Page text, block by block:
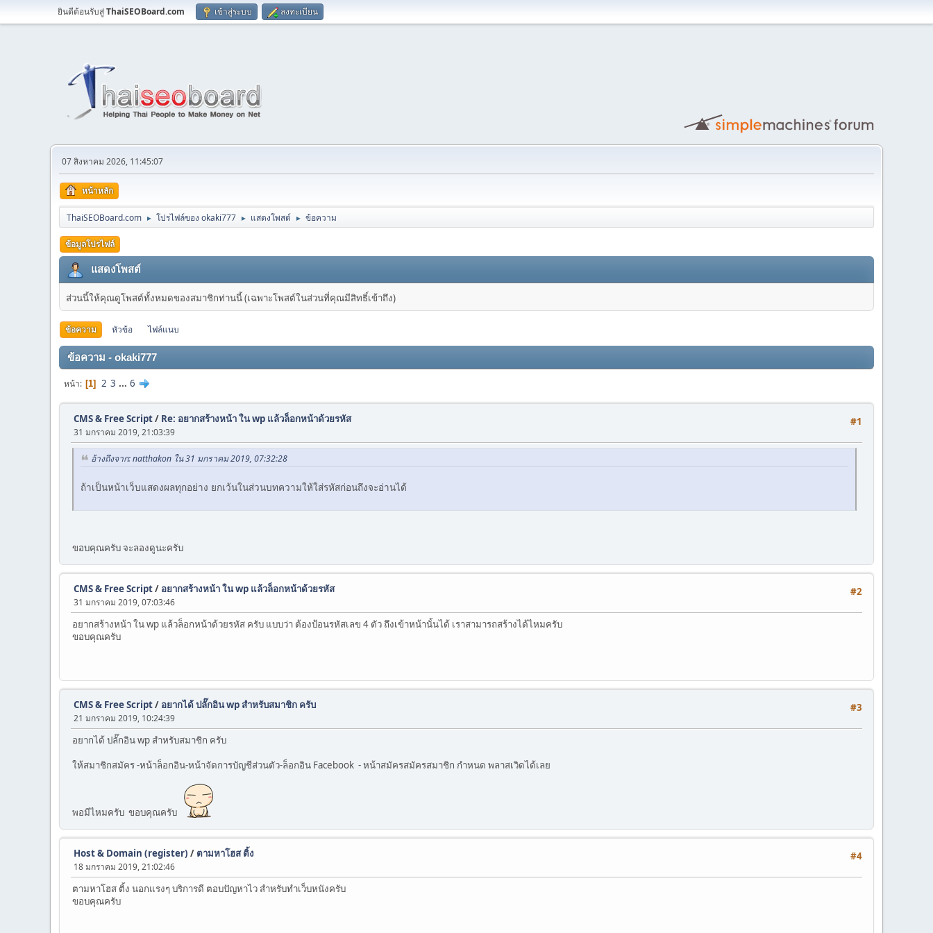
ยินดีต้อนรับสู่ThaiSEOBoard.com เข้าสู่ระบบ ลงทะเบียน
07 สิงหาคม 2026, 11:45:07
หน้าหลัก
ThaiSEOBoard.com ► โปรไฟล์ของ okaki777 ► แสดงโพสต์ ► ข้อความ
ข้อมูลโปรไฟล์
แสดงโพสต์
ส่วนนี้ให้คุณดูโพสต์ทั้งหมดของสมาชิกท่านนี้ (เฉพาะโพสต์ในส่วนที่คุณมีสิทธิ์เข้าถึง)
ข้อความ หัวข้อ ไฟล์แนบ
ข้อความ - okaki777
หน้า 1 2 3 ... 6
#1
CMS & Free Script/ Re: อยากสร้างหน้า ใน wp แล้วล็อกหน้าด้วยรหัส
31 มกราคม 2019, 21:03:39
อ้างถึงจาก: natthakon ใน 31 มกราคม 2019, 07:32:28
ถ้าเป็นหน้าเว็บแสดงผลทุกอย่าง ยกเว้นในส่วนบทความให้ใส่รหัสก่อนถึงจะอ่านได้
ขอบคุณครับ จะลองดูนะครับ
#2
CMS & Free Script/ อยากสร้างหน้า ใน wp แล้วล็อกหน้าด้วยรหัส
31 มกราคม 2019, 07:03:46
อยากสร้างหน้า ใน wp แล้วล็อกหน้าด้วยรหัส ครับ แบบว่า ต้องป้อนรหัสเลข 4 ตัว ถึงเข้าหน้านั้นได้ เราสามารถสร้างได้ไหมครับ
ขอบคุณครับ
#3
CMS & Free Script/ อยากได้ ปลั๊กอิน wp สำหรับสมาชิก ครับ
21 มกราคม 2019, 10:24:39
อยากได้ ปลั๊กอิน wp สำหรับสมาชิก ครับ
ให้สมาชิกสมัคร -หน้าล็อกอิน-หน้าจัดการบัญชีส่วนตัว-ล็อกอิน Facebook - หน้าสมัครสมัครสมาชิก กำหนด พลาสเวิดได้เลย
พอมีไหมครับ ขอบคุณครับ
#4
Host & Domain (register) / ตามหาโฮส ติ้ง
18 มกราคม 2019, 21:02:46
ตามหาโฮส ติ้ง นอกแรงๆ บริการดี ตอบปัญหาไว สำหรับทำเว็บหนังครับ
ขอบคุณครับ